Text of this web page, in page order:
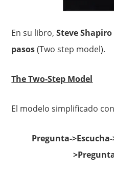
En su libro,Steve Shapiro
pasos(Two step model).
The Two-Step Model
El modelo simplificado
Pregunta-